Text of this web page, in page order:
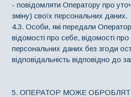
- повідомляти Оператору про
зміну) своїх персональних даних.
4.3. Особи, які передали
відомості про себе, відомості
персональних даних без згоди
відповідальність відповідно до
5. ОПЕРАТОР МОЖЕ